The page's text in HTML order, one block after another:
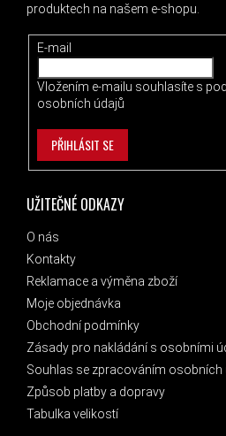
UŽITEČNÉ ODKAZY
O nás
Kontakty
Reklamace a výměna zboží
Moje objednávka
Obchodní podmínky
Zásady pro nakládání s osobními
Souhlas se zpracováním osobních
Způsob platby a dopravy
Tabulka velikostí
produktech na našem e-shopu.
E-mail
Vložením e-mailu souhlasíte s
osobních údajů
PŘIHLÁSIT SE